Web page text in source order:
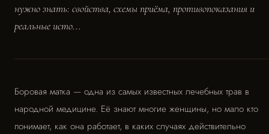
нужно знать: свойства, схемы приёма, противопоказания и
реальные исто...
Боровая матка — одна из самых известных лечебных трав в
народной медицине. Её знают многие женщины, но мало кто
понимает, как она работает, в каких случаях действительно